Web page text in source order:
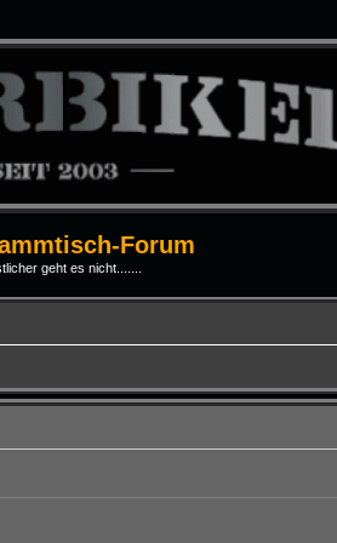
Forum
geht es nicht.......